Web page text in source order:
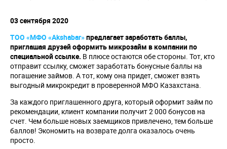
03 сентября 2020
ТОО «МФО «Akshabar»предлагает заработать баллы,
приглашая друзей оформить микрозайм в компании по
специальной ссылке. В плюсе остаются обе стороны. Тот, кто
отправит ссылку, сможет заработать бонусные баллы на
погашение займов. А тот, кому она придет, сможет взять
выгодный микрокредит в проверенной МФО Казахстана.
За каждого приглашенного друга, который оформит займ по
рекомендации, клиент компании получит 2 000 бонусов на
счет. Чем больше новых заемщиков привлечено, тем больше
баллов! Экономить на возврате долга оказалось очень
просто.